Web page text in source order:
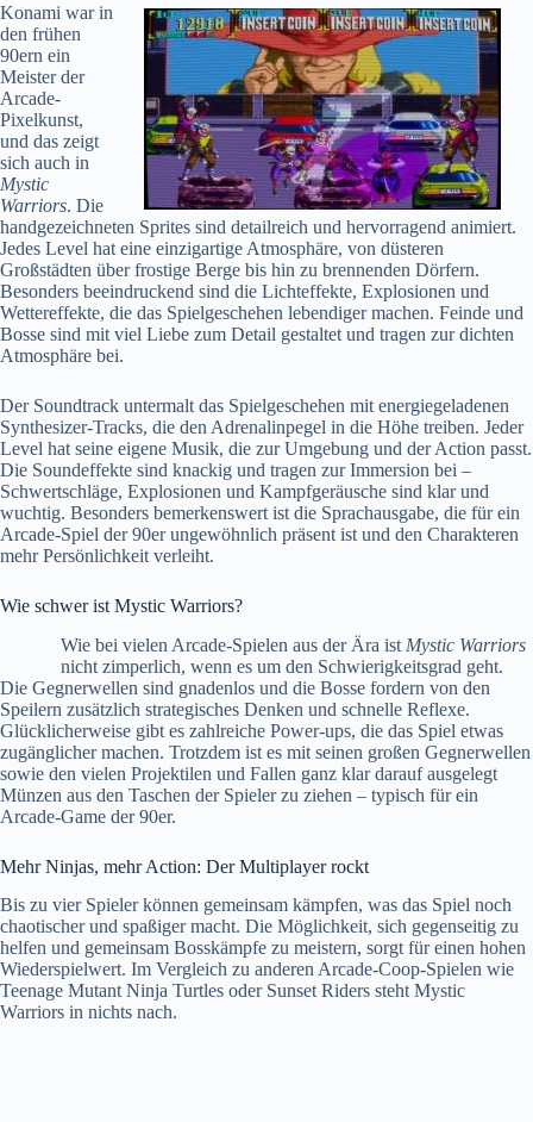
Konami war in
den frühen
90ern ein
Meister der
Arcade-
Pixelkunst,
und das zeigt
sich auch in
Mystic
Warriors. Die
handgezeichneten Sprites sind detailreich und hervorragend animiert.
Jedes Level hat eine einzigartige Atmosphäre, von düsteren
Großstädten über frostige Berge bis hin zu brennenden Dörfern.
Besonders beeindruckend sind die Lichteffekte, Explosionen und
Wettereffekte, die das Spielgeschehen lebendiger machen. Feinde und
Bosse sind mit viel Liebe zum Detail gestaltet und tragen zur dichten
Atmosphäre bei.
Der Soundtrack untermalt das Spielgeschehen mit energiegeladenen
Synthesizer-Tracks, die den Adrenalinpegel in die Höhe treiben. Jeder
Level hat seine eigene Musik, die zur Umgebung und der Action passt.
Die Soundeffekte sind knackig und tragen zur Immersion bei –
Schwertschläge, Explosionen und Kampfgeräusche sind klar und
wuchtig. Besonders bemerkenswert ist die Sprachausgabe, die für ein
Arcade-Spiel der 90er ungewöhnlich präsent ist und den Charakteren
mehr Persönlichkeit verleiht.
Wie schwer ist Mystic Warriors?
Wie bei vielen Arcade-Spielen aus der Ära ist Mystic Warriors
nicht zimperlich, wenn es um den Schwierigkeitsgrad geht.
Die Gegnerwellen sind gnadenlos und die Bosse fordern von den
Speilern zusätzlich strategisches Denken und schnelle Reflexe.
Glücklicherweise gibt es zahlreiche Power-ups, die das Spiel etwas
zugänglicher machen. Trotzdem ist es mit seinen großen Gegnerwellen
sowie den vielen Projektilen und Fallen ganz klar darauf ausgelegt
Münzen aus den Taschen der Spieler zu ziehen – typisch für ein
Arcade-Game der 90er.
Mehr Ninjas, mehr Action: Der Multiplayer rockt
Bis zu vier Spieler können gemeinsam kämpfen, was das Spiel noch
chaotischer und spaßiger macht. Die Möglichkeit, sich gegenseitig zu
helfen und gemeinsam Bosskämpfe zu meistern, sorgt für einen hohen
Wiederspielwert. Im Vergleich zu anderen Arcade-Coop-Spielen wie
Teenage Mutant Ninja Turtles oder Sunset Riders steht Mystic
Warriors in nichts nach.